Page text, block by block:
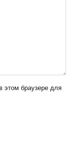
этом браузере для